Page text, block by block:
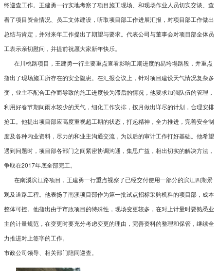
终巡查工作。王建勇一行实地考察了项目施工现场、和现场作业人员切实交谈、查
看了项目资金情况、员工文体建设，听取项目部工作进展汇报，对项目部工作做出
总结与肯定，并对来年工作提出了期望与要求。代表公司与董事会对项目部全体员
工表示亲切慰问，并提前祝愿大家新年快乐。
在川桃路项目，王建勇一行主要重点查看影响工期进度的易垮塌路段，并重点
指出了现场施工所存在的安全隐患。在汇报会议上，针对项目建设天气情况复杂多
变，业主不配合工作而导致的施工进度较为滞后的情况，他要求加强队伍的管理，
利用好春节期间雨水较少的天气，细化工作安排，按月做出详尽的计划，合理安排
抢工。他提出项目部应高度重视超工期的状态，打起精神，全力推进，完善安全制
度及各种内业资料，尽力的和业主沟通交流，为以后的审计工作打好基础。他希望
遇到问题时，项目部各部门之间紧密协调沟通，集思广益，相出切实的解决方法，
争取在2017年底全部完工。
在南溪滨江路项目，王建勇一行重点视察了已经交付使用一部分的滨江四期景
观及道路工程。他表扬了南溪项目部作为第一批试点招标采购机料的项目部，成本
整体可控。他指出由于市政项目的特殊性，现场变更较多，在对上计量时要熟悉业
主的计量规范，在变更时要充分考虑变更的理由，完善资料的整理和保管，继续全
力推进对上签字的工作。
市政公司领导、相关部门陪同巡查。